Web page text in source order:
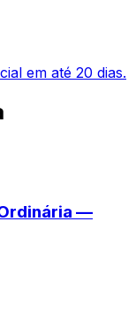
em até 20 dias.
—